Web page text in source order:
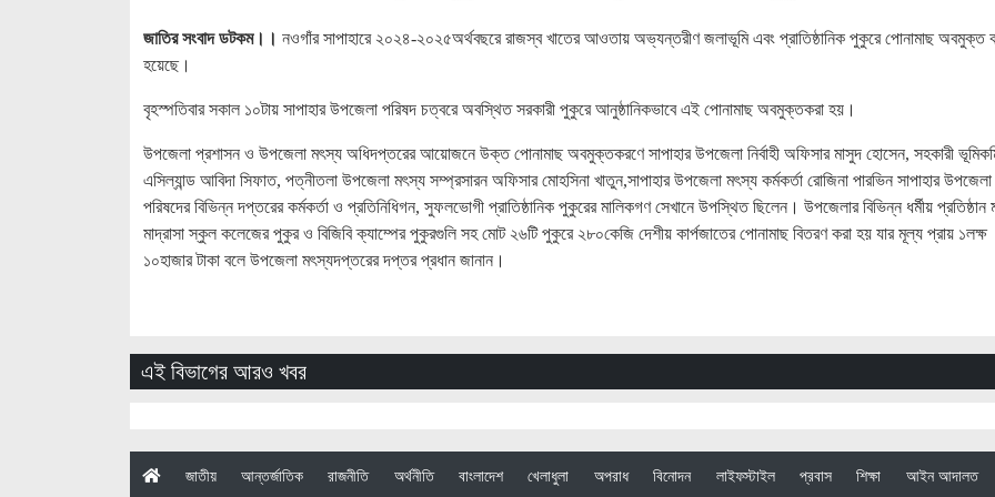
জাতির সংবাদ ডটকম।। নওগাঁর সাপাহারে ২০২৪-২০২৫অর্থবছরে রাজস্ব খাতের আওতায় অভ্যন্তরীণ জলাভূমি এবং প্রাতিষ্ঠানিক পুকুরে পোনামাছ অবমুক্ত
হয়েছে।
বৃহস্পতিবার সকাল ১০টায় সাপাহার উপজেলা পরিষদ চত্বরে অবস্থিত সরকারী পুকুরে আনুষ্ঠানিকভাবে এই পোনামাছ অবমুক্তকরা হয়।
উপজেলা প্রশাসন ও উপজেলা মৎস্য অধিদপ্তরের আয়োজনে উক্ত পোনামাছ অবমুক্তকরণে সাপাহার উপজেলা নির্বাহী অফিসার মাসুদ হোসেন, সহকারী
এসিল্যান্ড আবিদা সিফাত, পত্নীতলা উপজেলা মৎস্য সম্প্রসারন অফিসার মোহসিনা খাতুন,সাপাহার উপজেলা মৎস্য কর্মকর্তা রোজিনা পারভিন সাপাহার উপজেলা
পরিষদের বিভিন্ন দপ্তরের কর্মকর্তা ও প্রতিনিধিগন, সুফলভোগী প্রাতিষ্ঠানিক পুকুরের মালিকগণ সেখানে উপস্থিত ছিলেন। উপজেলার বিভিন্ন ধর্মীয় প্রতিষ্ঠান
মাদ্রাসা স্কুল কলেজের পুকুর ও বিজিবি ক্যাম্পের পুকুরগুলি সহ মোট ২৬টি পুকুরে ২৮০কেজি দেশীয় কার্পজাতের পোনামাছ বিতরণ করা হয় যার মূল্য প্রায় ১লক্ষ
১০হাজার টাকা বলে উপজেলা মৎস্যদপ্তরের দপ্তর প্রধান জানান।
এই বিভাগের আরও খবর
(current)
জাতীয় আন্তর্জাতিক রাজনীতি অর্থনীতি বাংলাদেশ খেলাধুলা অপরাধ বিনোদন লাইফস্টাইল প্রবাস শিক্ষা আইন আদালত